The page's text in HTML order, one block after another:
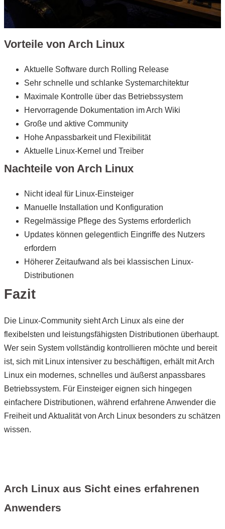
Vorteile von Arch Linux
Aktuelle Software durch Rolling Release
Sehr schnelle und schlanke Systemarchitektur
Maximale Kontrolle über das Betriebssystem
Hervorragende Dokumentation im Arch Wiki
Große und aktive Community
Hohe Anpassbarkeit und Flexibilität
Aktuelle Linux-Kernel und Treiber
Nachteile von Arch Linux
Nicht ideal für Linux-Einsteiger
Manuelle Installation und Konfiguration
Regelmässige Pflege des Systems erforderlich
Updates können gelegentlich Eingriffe des Nutzers
erfordern
Höherer Zeitaufwand als bei klassischen Linux-
Distributionen
Fazit
Die Linux-Community sieht Arch Linux als eine der
flexibelsten und leistungsfähigsten Distributionen überhaupt.
Wer sein System vollständig kontrollieren möchte und bereit
ist, sich mit Linux intensiver zu beschäftigen, erhält mit Arch
Linux ein modernes, schnelles und äußerst anpassbares
Betriebssystem. Für Einsteiger eignen sich hingegen
einfachere Distributionen, während erfahrene Anwender die
Freiheit und Aktualität von Arch Linux besonders zu schätzen
wissen.
Arch Linux aus Sicht eines erfahrenen
Anwenders